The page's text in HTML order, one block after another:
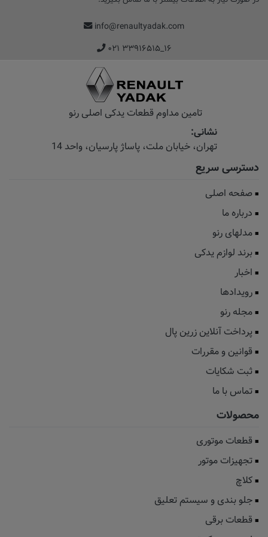
info@renaultyadak.com
۰۲۱ ۳۳۹۱۶۵۱۵_۱۶
تامین مداوم قطعات یدکی اصلی رنو
نشانی:
تهران، خیابان‌ ملت، پاساژ‌ پارسیان، واحد 14
دسترسی سریع
صفحه اصلی
درباره ما
مدلهای رنو
برند لوازم یدکی
اخبار
رویدادها
مجله رنو
پرداخت آنلاین زرین پال
قوانین و مقررات
ثبت شکایات
تماس با ما
محصولات
قطعات موتوری
تجهیزات موتور
کلاچ
جلو بندی و سیستم تعلیق
قطعات برقی